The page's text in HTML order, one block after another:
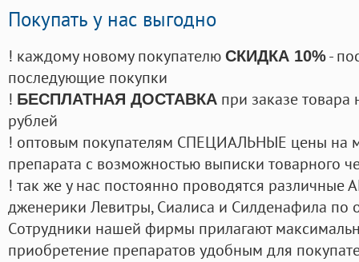
Покупать у нас выгодно
! каждому новому покупателю СКИДКА 10%-
последующие покупки
! БЕСПЛАТНАЯ ДОСТАВКА при заказе
рублей
! оптовым покупателям СПЕЦИАЛЬНЫЕ цены на
препарата с возможностью выписки товарного
! так же у нас постоянно проводятся
дженерики Левитры, Сиалиса и Силденафила по
Cотрудники нашей фирмы прилагают
приобретение препаратов удобным для